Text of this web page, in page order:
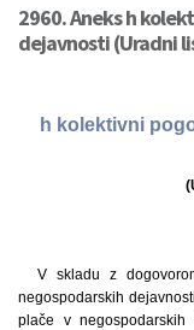
2960. Aneks h
dejavnosti (Uradni
h kolektivni
V skladu z
negospodarskih
plače v